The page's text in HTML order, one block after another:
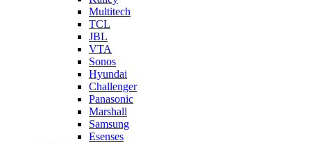
Multitech
TCL
JBL
VTA
Sonos
Hyundai
Challenger
Panasonic
Marshall
Samsung
Esenses